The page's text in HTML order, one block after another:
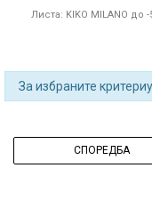
Листа: KIKO MILANO до
За избраните
СПОРЕДБА